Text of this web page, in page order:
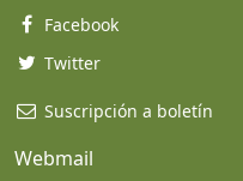
Facebook
Twitter
Suscripción a boletín
Webmail